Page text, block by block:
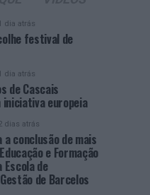
dia atrás
festival de
dia atrás
de Cascais
europeia
dias atrás
a conclusão de mais
e Formação
Escola de
de Barcelos